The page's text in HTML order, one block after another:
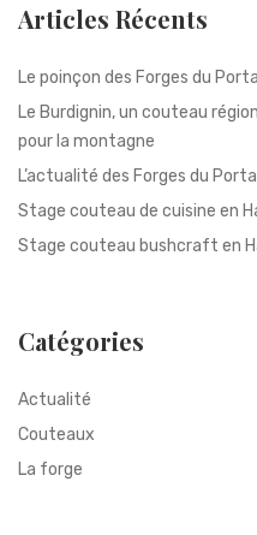
Articles Récents
Le poinçon des Forges du Portal
Le Burdignin, un couteau
pour la montagne
L’actualité des Forges du Portal
Stage couteau de cuisine en
Stage couteau bushcraft en
Catégories
Actualité
Couteaux
La forge